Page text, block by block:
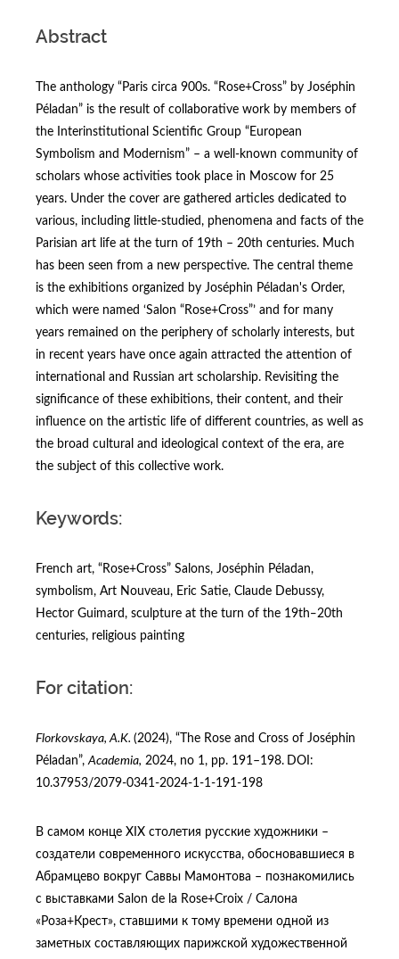
Abstract
The anthology “Paris circa 900s. “Rose+Cross” by Joséphin
Péladan” is the result of collaborative work by members of
the Interinstitutional Scientific Group “European
Symbolism and Modernism” – a well-known community of
scholars whose activities took place in Moscow for 25
years. Under the cover are gathered articles dedicated to
various, including little-studied, phenomena and facts of the
Parisian art life at the turn of 19th – 20th centuries. Much
has been seen from a new perspective. The central theme
is the exhibitions organized by Joséphin Péladan's Order,
which were named ‘Salon “Rose+Cross”’ and for many
years remained on the periphery of scholarly interests, but
in recent years have once again attracted the attention of
international and Russian art scholarship. Revisiting the
significance of these exhibitions, their content, and their
influence on the artistic life of different countries, as well as
the broad cultural and ideological context of the era, are
the subject of this collective work.
Keywords:
French art, “Rose+Cross” Salons, Joséphin Péladan,
symbolism, Art Nouveau, Eric Satie, Claude Debussy,
Hector Guimard, sculpture at the turn of the 19th‒20th
centuries, religious painting
For citation:
Florkovskaya, A.K. (2024), “The Rose and Cross of Joséphin
Péladan”,Academia, 2024, no 1, pp. 191–198. DOI:
10.37953/2079-0341-2024-1-1-191-198
В самом конце ХIХ столетия русские художники –
создатели современного искусства, обосновавшиеся в
Абрамцево вокруг Саввы Мамонтова – познакомились
с выставками Salon de la Rose+Croix / Салона
«Роза+Крест», ставшими к тому времени одной из
заметных составляющих парижской художественной